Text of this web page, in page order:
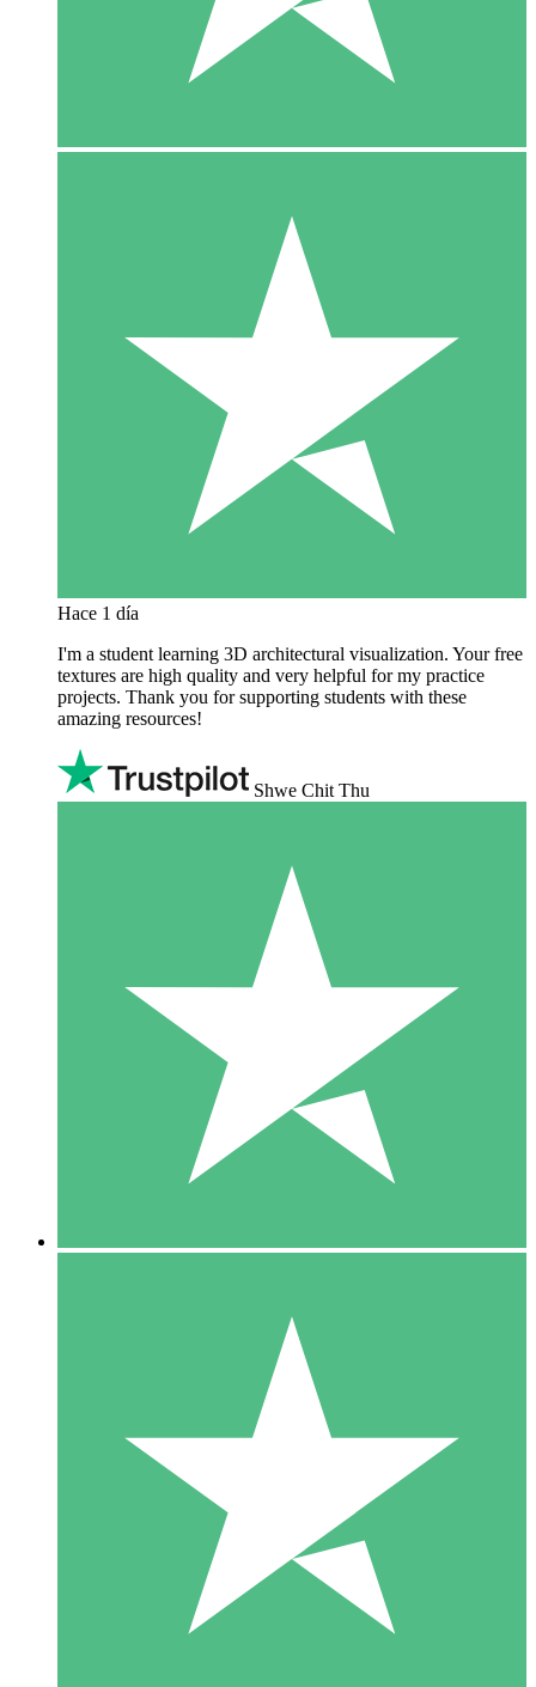
Hace 1 día
I'm a student learning 3D architectural visualization. Your free
textures are high quality and very helpful for my practice
projects. Thank you for supporting students with these
amazing resources!
Shwe Chit Thu